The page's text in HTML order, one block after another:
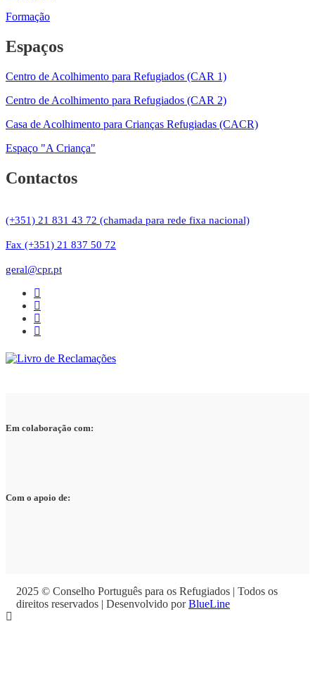
Formação
Espaços
Centro de Acolhimento para Refugiados (CAR 1)
Centro de Acolhimento para Refugiados (CAR 2)
Casa de Acolhimento para Crianças Refugiadas (CACR)
Espaço "A Criança"
Contactos
(+351) 21 831 43 72 (chamada para rede fixa nacional)
Fax (+351) 21 837 50 72
geral@cpr.pt
Em colaboração com:
Com o apoio de:
2025 © Conselho Português para os Refugiados | Todos os
direitos reservados | Desenvolvido porBlueLine